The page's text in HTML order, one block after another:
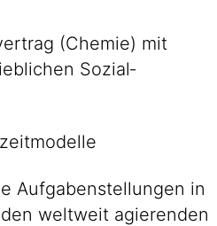
(Chemie) mit
Sozial­
Aufgaben­stellungen in
welt­weit agierenden